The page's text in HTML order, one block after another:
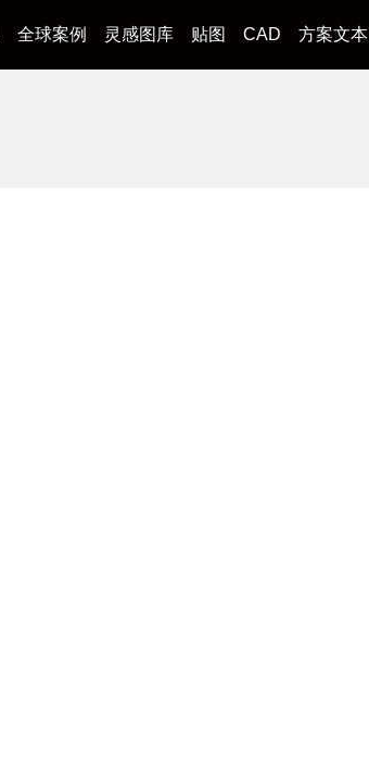
全球案例 灵感图库 贴图 CAD 方案文本